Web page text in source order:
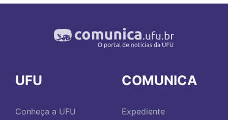
UFU
Conheça a UFU
COMUNICA
Expediente